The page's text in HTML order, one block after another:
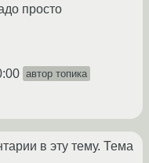
просто
автор топика
в эту тему. Тема